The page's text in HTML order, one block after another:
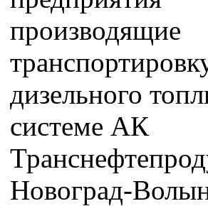
производящие
дизельного
системе АК
Новоград-